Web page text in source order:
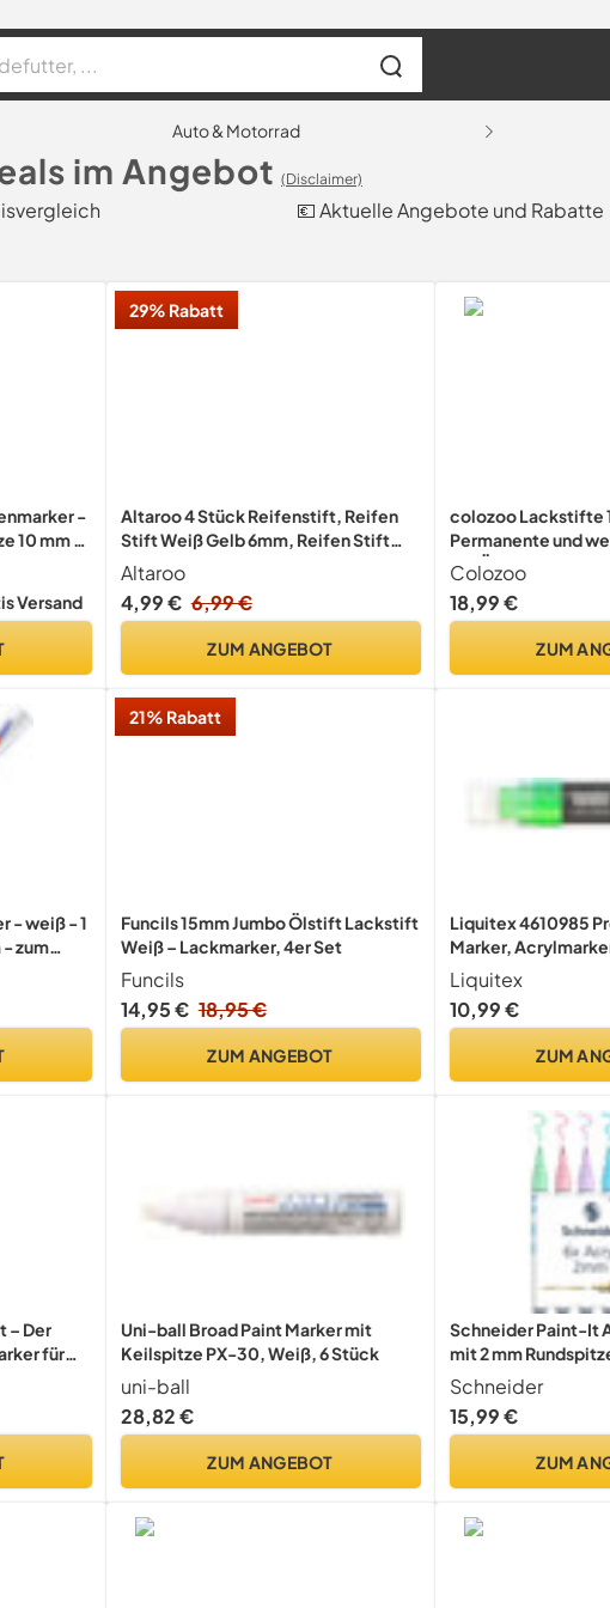
Auto & Motorrad
im Angebot (Disclaimer)
💶 Aktuelle Angebote und Rabatte
-
10 mm -
Metall,
Versand
29% Rabatt
Altaroo 4 Stück Reifenstift, Reifen
Stift Weiß Gelb 6mm, Reifen Stift
Weiß Wasserfest, Reifenstift Weis
Wasserfest für Auto Motorrad
Reifen, Glas, Metall, Gummi
Altaroo
4,99 € 6,99 €
ZUM ANGEBOT
colozoo Lackstifte
Permanente und
auf Ölbasis für alle
Colozoo
18,99 €
ZUM
- weiß - 1
zum
und
21% Rabatt
Funcils 15mm Jumbo Ölstift Lackstift
Weiß – Lackmarker, 4er Set
Funcils
14,95 € 18,95 €
ZUM ANGEBOT
Liquitex 4610985
Marker,
hochpigmentierte
Wasserbasis für
Außenbereich,
Liquitex
10,99 €
ZUM
– Der
für
Uni-ball Broad Paint Marker mit
Keilspitze PX-30, Weiß, 6 Stück
uni-ball
28,82 €
ZUM ANGEBOT
Schneider Paint-It
mit 2 mm
Acrylfarben für
uvm.) 6 Stück,
Strichbreite
Schneider
15,99 €
ZUM